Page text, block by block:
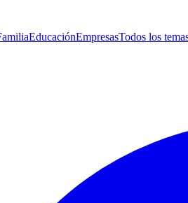
EducaciónEmpresasTodos los